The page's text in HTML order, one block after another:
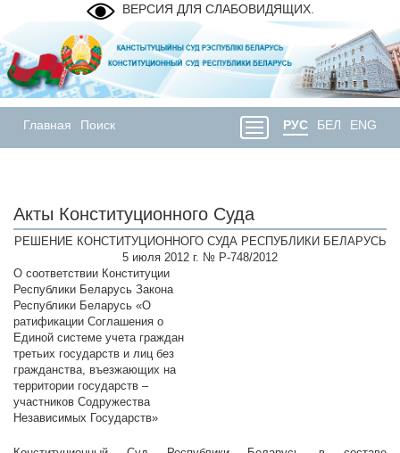
ВЕРСИЯ ДЛЯ СЛАБОВИДЯЩИХ.
Главная Поиск РУС БЕЛ ENG
Акты Конституционного Суда
РЕШЕНИЕ КОНСТИТУЦИОННОГО СУДА РЕСПУБЛИКИ БЕЛАРУСЬ
5 июля 2012 г. № Р-748/2012
О соответствии Конституции
Республики Беларусь Закона
Республики Беларусь «О
ратификации Соглашения о
Единой системе учета граждан
третьих государств и лиц без
гражданства, въезжающих на
территории государств –
участников Содружества
Независимых Государств»